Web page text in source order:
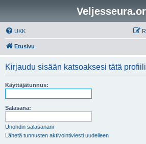
UKK
Etusivu
Kirjaudu sisään katsoaksesi tätä
Käyttäjätunnus:
Salasana:
Unohdin salasanani
Lähetä tunnusten aktivointiviesti uudelleen